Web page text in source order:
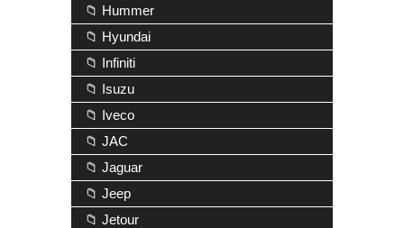
📁 Hummer
📁 Hyundai
📁 Infiniti
📁 Isuzu
📁 Iveco
📁 JAC
📁 Jaguar
📁 Jeep
📁 Jetour